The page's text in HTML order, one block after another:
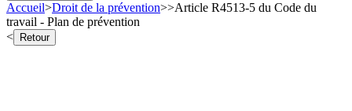
Accueil>Droit de la prévention>>Article R4513-5 du Code du
travail - Plan de prévention
<
Retour